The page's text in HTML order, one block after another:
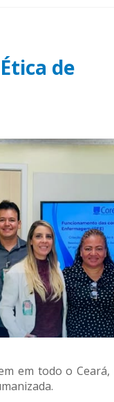
de
em todo o